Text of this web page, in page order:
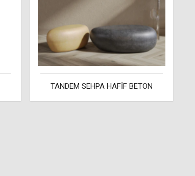
TANDEM SEHPA HAFİF BETON